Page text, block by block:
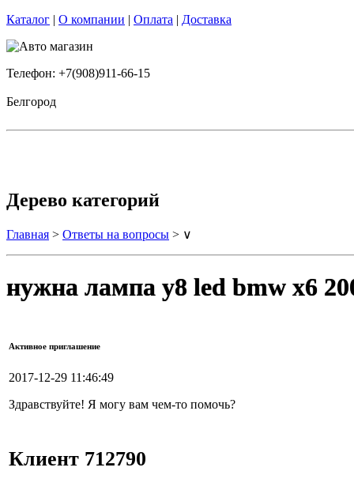
Каталог | О компании | Оплата | Доставка
Телефон: +7(908)911-66-15
Белгород
Дерево категорий
Главная > Ответы на вопросы > ∨
нужна лампа y8 led bmw x6
Активное приглашение
2017-12-29 11:46:49
Здравствуйте! Я могу вам чем-то помочь?
Клиент 712790